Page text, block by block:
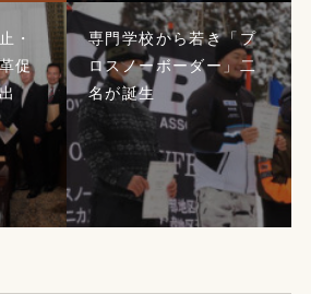
・
促
専門学校から若き「プ
ロスノーボーダー」二
名が誕生